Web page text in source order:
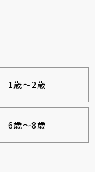
1歳～2歳
6歳～8歳